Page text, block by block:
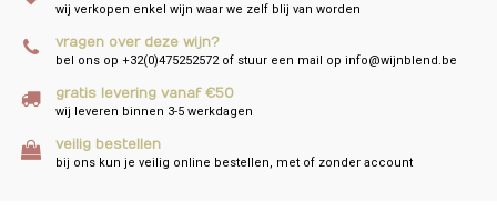
wij verkopen enkel wijn waar we zelf blij van worden
vragen over deze wijn?
bel ons op +32(0)475252572 of stuur een mail op info@wijnblend.be
gratis levering vanaf €50
wij leveren binnen 3-5 werkdagen
veilig bestellen
bij ons kun je veilig online bestellen, met of zonder account